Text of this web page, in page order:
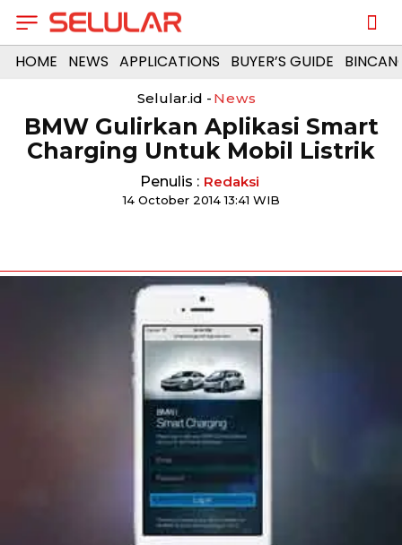
HOME NEWS APPLICATIONS BUYER’S GUIDE
Selular.id - News
BMW Gulirkan Aplikasi Smart
Charging Untuk Mobil Listrik
Penulis : Redaksi
14 October 2014 13:41 WIB